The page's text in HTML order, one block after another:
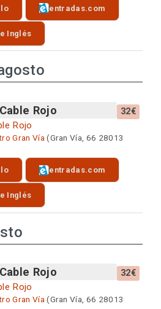
entradas.com
Inglés
Rojo 32€
Rojo
Gran Vía (Gran Vía, 66 28013
entradas.com
Inglés
Rojo 32€
Rojo
Gran Vía (Gran Vía, 66 28013